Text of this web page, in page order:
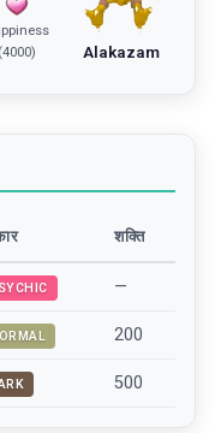
(4000)
Alakazam
शक्ति
—
200
500